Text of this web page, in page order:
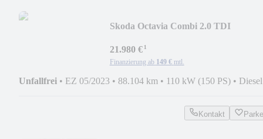
Skoda Octavia Combi 2.0 TDI
21.980 €¹
Finanzierung ab 149 € mtl.
Unfallfrei • EZ 05/2023 • 88.104 km • 110 kW (150 PS) • Diesel
Kontakt